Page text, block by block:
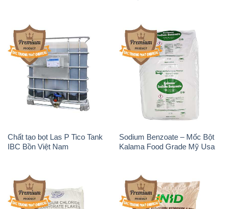
Chất tạo bọt Las P Tico Tank
IBC Bồn Việt Nam
Sodium Benzoate – Mốc Bột
Kalama Food Grade Mỹ Usa